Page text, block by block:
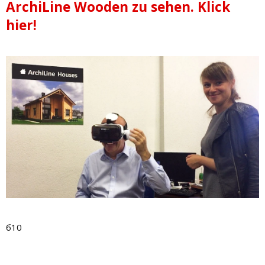
ArchiLine Wooden zu sehen. Klick
hier!
б10